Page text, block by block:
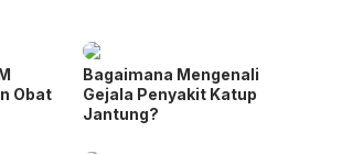
Obat
Bagaimana Mengenali
Gejala Penyakit Katup
Jantung?